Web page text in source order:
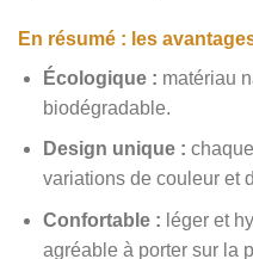
En résumé : les
Écologique : matériau
biodégradable.
Design unique :
variations de couleur et
Confortable : léger et
agréable à porter sur la